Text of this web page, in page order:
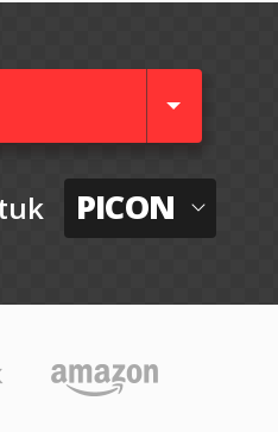
PICON